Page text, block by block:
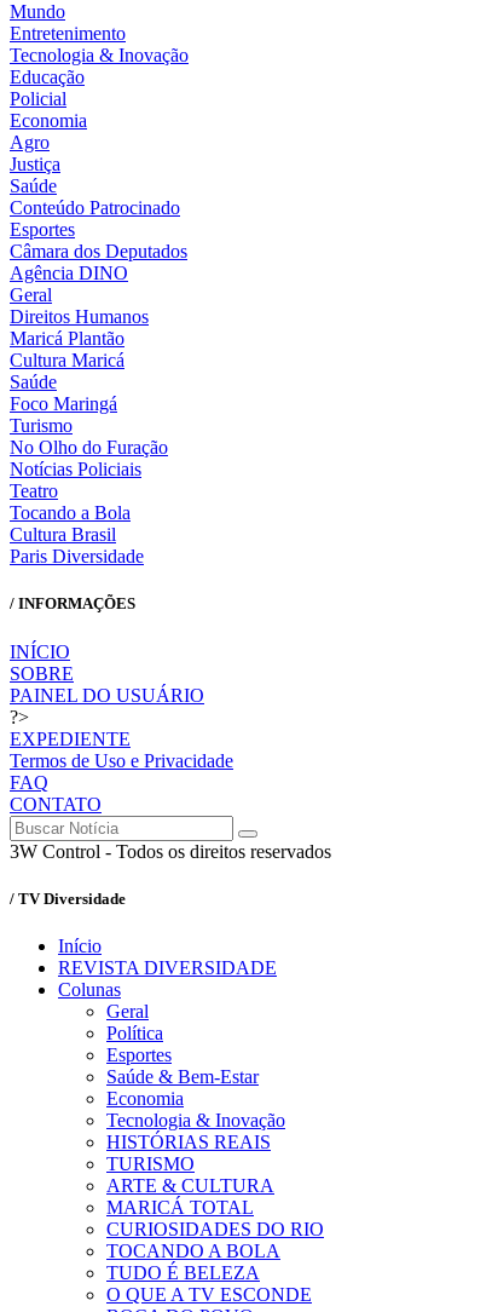
Mundo
Entretenimento
Tecnologia & Inovação
Educação
Policial
Economia
Agro
Justiça
Saúde
Conteúdo Patrocinado
Esportes
Câmara dos Deputados
Agência DINO
Geral
Direitos Humanos
Maricá Plantão
Cultura Maricá
Saúde
Foco Maringá
Turismo
No Olho do Furação
Notícias Policiais
Teatro
Tocando a Bola
Cultura Brasil
Paris Diversidade
/ INFORMAÇÕES
INÍCIO
SOBRE
PAINEL DO USUÁRIO
?>
EXPEDIENTE
Termos de Uso e Privacidade
FAQ
CONTATO
3W Control - Todos os direitos reservados
/ TV Diversidade
Início
REVISTA DIVERSIDADE
Colunas
Geral
Política
Esportes
Saúde & Bem-Estar
Economia
Tecnologia & Inovação
HISTÓRIAS REAIS
TURISMO
ARTE & CULTURA
MARICÁ TOTAL
CURIOSIDADES DO RIO
TOCANDO A BOLA
TUDO É BELEZA
O QUE A TV ESCONDE